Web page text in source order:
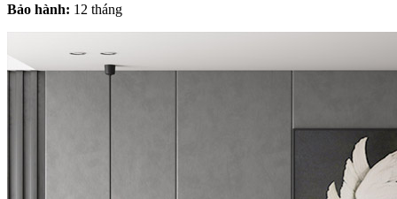
Bảo hành: 12 tháng